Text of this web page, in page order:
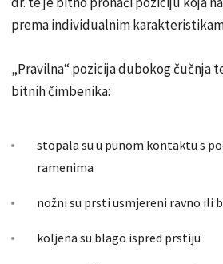
prema individualnim
„Pravilna“ pozicija dubokog čučnja
bitnih čimbenika:
stopala su u punom kontaktu s
ramenima
nožni su prsti usmjereni ravno ili
koljena su blago ispred prstiju